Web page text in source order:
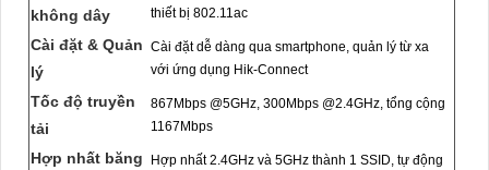
không dây
thiết bị 802.11ac
Cài đặt & Quản
lý
Cài đặt dễ dàng qua smartphone, quản lý từ xa
với ứng dụng Hik-Connect
Tốc độ truyền
tải
867Mbps @5GHz, 300Mbps @2.4GHz, tổng cộng
1167Mbps
Hợp nhất băng
Hợp nhất 2.4GHz và 5GHz thành 1 SSID, tự động